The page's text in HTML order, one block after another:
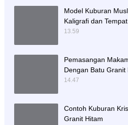
Model Kuburan
Kaligrafi dan
13.59
Pemasangan
Dengan Batu Granit
14.47
Contoh Kuburan
Granit Hitam